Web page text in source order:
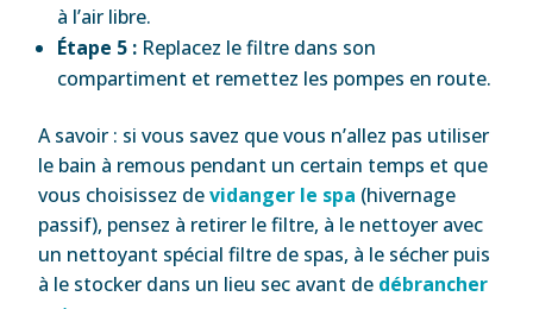
à l’air libre.
Étape 5 : Replacez le filtre dans son
compartiment et remettez les pompes en route.
A savoir : si vous savez que vous n’allez pas utiliser
le bain à remous pendant un certain temps et que
vous choisissez devidanger le spa (hivernage
passif), pensez à retirer le filtre, à le nettoyer avec
un nettoyant spécial filtre de spas, à le sécher puis
à le stocker dans un lieu sec avant de débrancher